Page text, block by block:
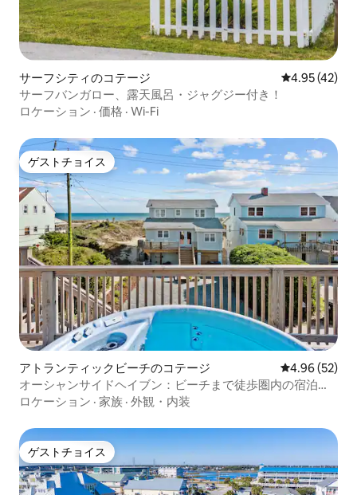
サーフシティのコテージ レビュー42
4.95 (42)
サーフバンガロー、露天風呂・ジャグジー付き！
ロケーション · 価格 · Wi-Fi
ゲストチョイス
ゲストチョイス
アトランティックビーチのコテージ レビュー52
4.96 (52)
オーシャンサイドヘイブン：ビーチまで徒歩圏内の宿泊先
＋露天風呂・ジャグジー
ロケーション · 家族 · 外観・内装
ゲストチョイス
ゲストチョイス